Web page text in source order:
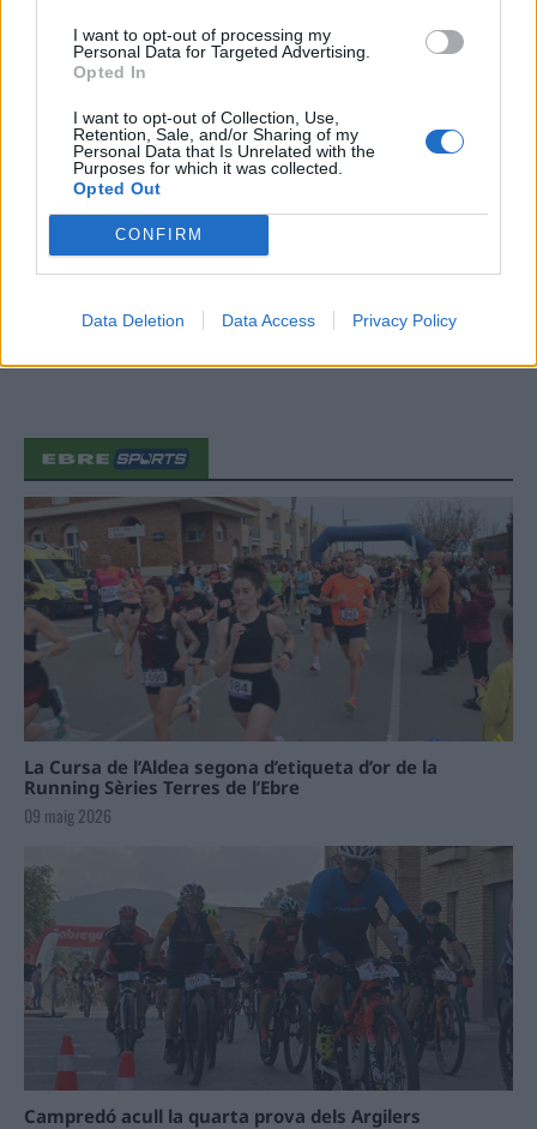
I want to opt-out of processing my
Personal Data for Targeted Advertising.
Opted In
I want to opt-out of Collection, Use,
Retention, Sale, and/or Sharing of my
Personal Data that Is Unrelated with the
Purposes for which it was collected.
Opted Out
CONFIRM
Data Deletion Data Access Privacy Policy
Els vestits de paper guanyen força
40 peces a concurs
31 de juliol de 2026
per a gaudir de les Festes Majors
d’Amposta”
La Cursa de l’Aldea segona d’etiqueta d’or de la
Running Sèries Terres de l’Ebre
09 maig 2026
Campredó acull la quarta prova dels Argilers